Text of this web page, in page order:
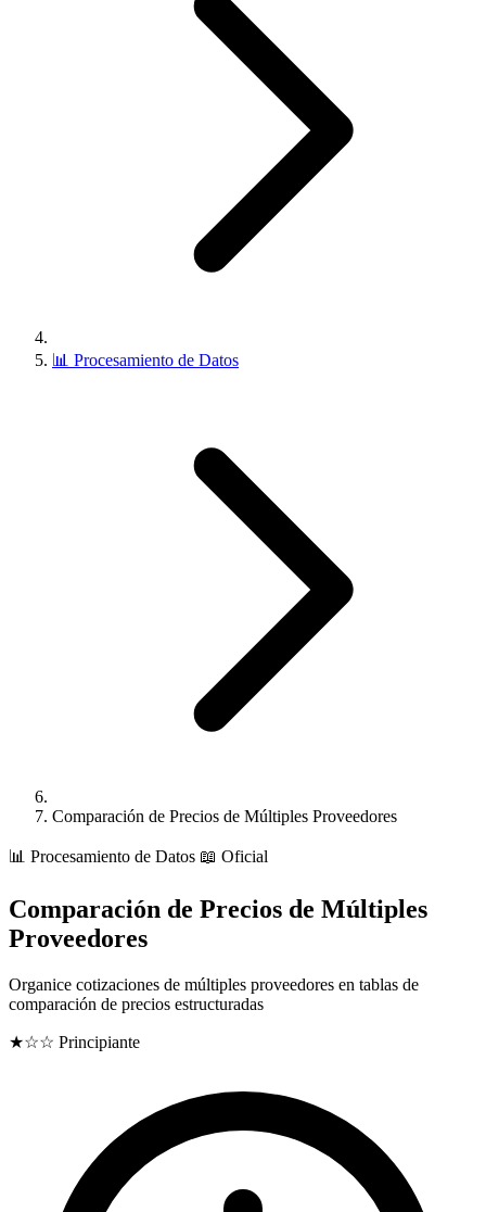
📊 Procesamiento de Datos
Comparación de Precios de Múltiples Proveedores
📊 Procesamiento de Datos 📖 Oficial
Comparación de Precios de Múltiples
Proveedores
Organice cotizaciones de múltiples proveedores en tablas de
comparación de precios estructuradas
★☆☆ Principiante